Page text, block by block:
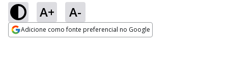
A+ A-
Adicione como fonte preferencial no Google